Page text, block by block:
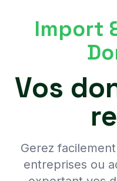
Import
Vos
Gerez
entreprises ou